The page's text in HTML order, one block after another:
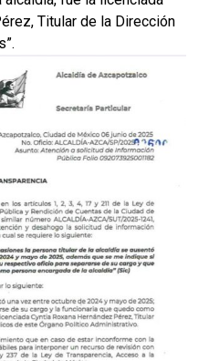
Titular de la Dirección